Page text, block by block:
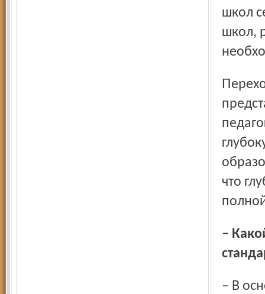
школ
школ,
Переход к новым стандартам общего образования
что
– Какой принцип лежит в основе образовательных
– В основе построения стандартов положен подход,